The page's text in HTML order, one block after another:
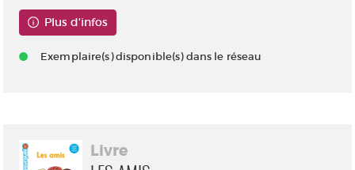
Plus d'infos
Exemplaire(s) disponible(s) dans le réseau
Livre